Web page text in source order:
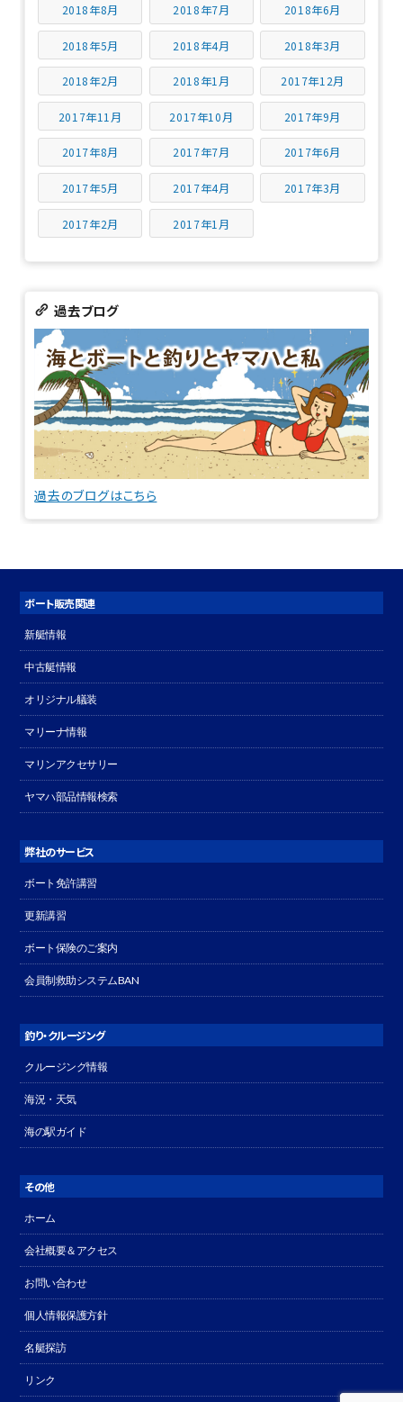
2018年8月 2018年7月 2018年6月
2018年5月 2018年4月 2018年3月
2018年2月 2018年1月 2017年12月
2017年11月 2017年10月 2017年9月
2017年8月 2017年7月 2017年6月
2017年5月 2017年4月 2017年3月
2017年2月 2017年1月
過去ブログ
過去のブログはこちら
ボート販売関連
新艇情報
中古艇情報
オリジナル艤装
マリーナ情報
マリンアクセサリー
ヤマハ部品情報検索
弊社のサービス
ボート免許講習
更新講習
ボート保険のご案内
会員制救助システムBAN
釣り・クルージング
クルージング情報
海況・天気
海の駅ガイド
その他
ホーム
会社概要＆アクセス
お問い合わせ
個人情報保護方針
名艇探訪
リンク